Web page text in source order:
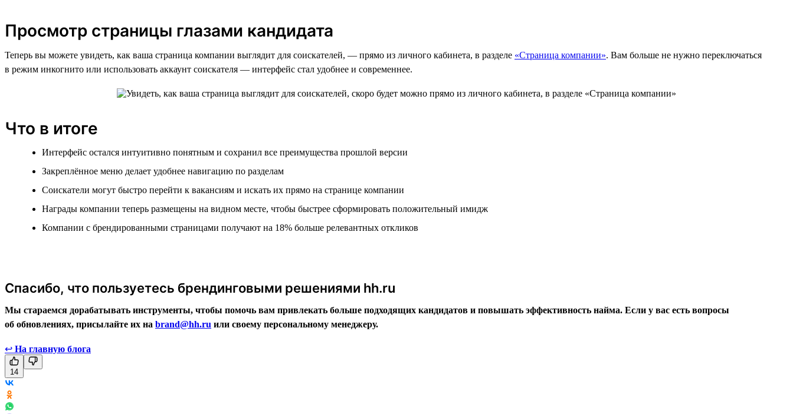
Просмотр страницы глазами кандидата
Теперь вы можете увидеть, как ваша страница компании выглядит для соискателей, — прямо из личного кабинета, в разделе «Страница компании». Вам больше не нужно переключаться
в режим инкогнито или использовать аккаунт соискателя — интерфейс стал удобнее и современнее.
Что в итоге
Интерфейс остался интуитивно понятным и сохранил все преимущества прошлой версии
Закреплённое меню делает удобнее навигацию по разделам
Соискатели могут быстро перейти к вакансиям и искать их прямо на странице компании
Награды компании теперь размещены на видном месте, чтобы быстрее сформировать положительный имидж
Компании с брендированными страницами получают на 18% больше релевантных откликов
Спасибо, что пользуетесь брендинговыми решениями hh.ru
Мы стараемся дорабатывать инструменты, чтобы помочь вам привлекать больше подходящих кандидатов и повышать эффективность найма. Если у вас есть вопросы
об обновлениях, присылайте их на brand@hh.ru или своему персональному менеджеру.
↩ На главную блога
14